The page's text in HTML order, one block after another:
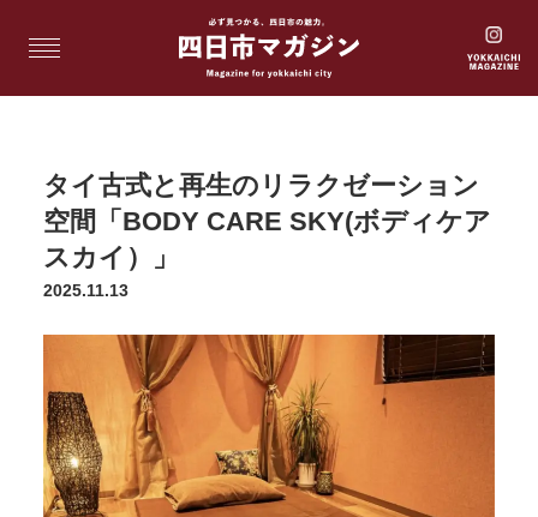
タイ古式と再生のリラクゼーション
空間「BODY CARE SKY(ボディケア
スカイ）」
2025.11.13